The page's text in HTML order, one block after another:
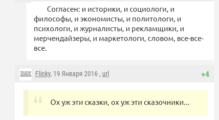
Согласен: и историки, и социологи, и
философы, и экономисты, и политологи, и
психологи, и журналисты, и рекламщики, и
мерчендайзеры, и маркетологи, словом, все-все-
все.
+4
Flinky, 19 Января 2016 , url
Ох уж эти сказки, ох уж эти сказочники...